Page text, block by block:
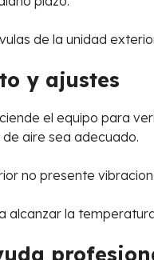
de la unidad
y ajustes
el equipo para
aire sea adecuado.
no presente
la